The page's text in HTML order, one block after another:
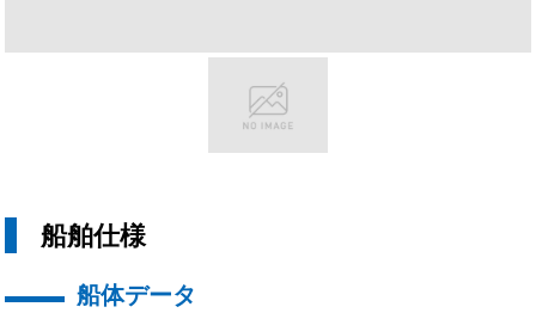
船舶仕様
船体データ